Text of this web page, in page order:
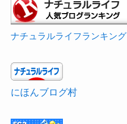
ナチュラルライフランキング
にほんブログ村